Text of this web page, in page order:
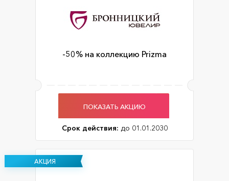
-50% на коллекцию Prizma
ПОКАЗАТЬ АКЦИЮ
Срок действия: до 01.01.2030
АКЦИЯ